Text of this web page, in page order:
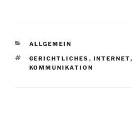
KATEGORIEN
ALLGEMEIN
SCHLAGWÖRTER
GERICHTLICHES , INTERNET,
KOMMUNIKATION